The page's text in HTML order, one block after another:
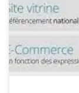
combien cela
Google peuvent
la taille du […]